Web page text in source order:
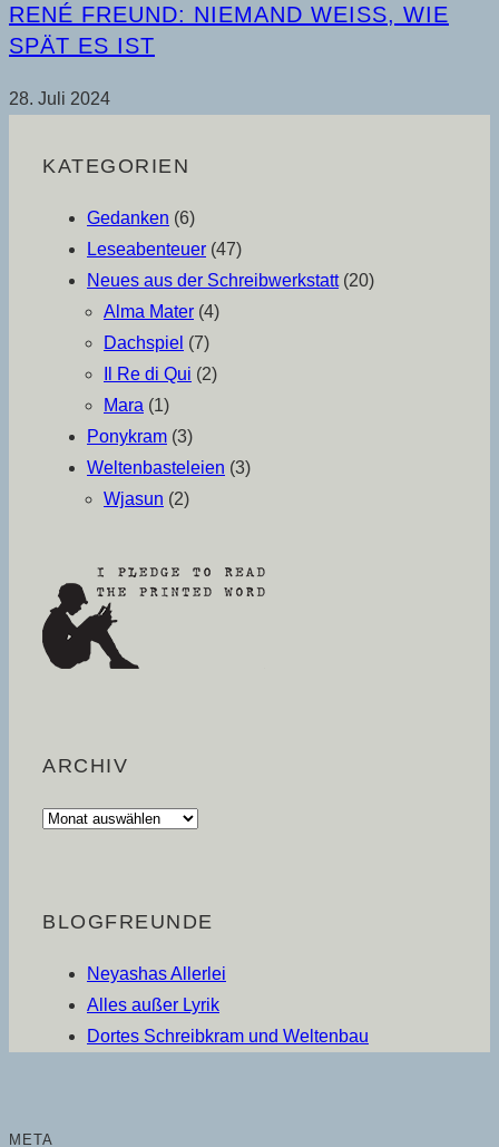
RENÉ FREUND: NIEMAND WEISS, WIE S
PÄT ES IST
28. Juli 2024
KATEGORIEN
Gedanken (6)
Leseabenteuer (47)
Neues aus der Schreibwerkstatt (20)
Alma Mater (4)
Dachspiel (7)
Il Re di Qui (2)
Mara (1)
Ponykram (3)
Weltenbasteleien (3)
Wjasun (2)
ARCHIV
Archiv
BLOGFREUNDE
Neyashas Allerlei
Alles außer Lyrik
Dortes Schreibkram und Weltenbau
META